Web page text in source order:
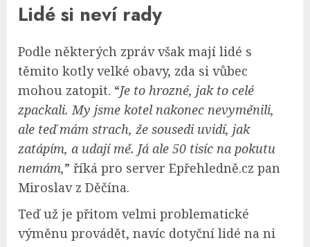
Lidé si neví rady
Podle některých zpráv však mají lidé s
těmito kotly velké obavy, zda si vůbec
mohou zatopit. “Je to hrozné, jak to celé
zpackali. My jsme kotel nakonec nevyměnili,
ale teď mám strach, že sousedi uvidí, jak
zatápím, a udají mě. Já ale 50 tisíc na pokutu
nemám,” říká pro server Epřehledně.cz pan
Miroslav z Děčína.
Teď už je přitom velmi problematické
výměnu provádět, navíc dotyční lidé na ni